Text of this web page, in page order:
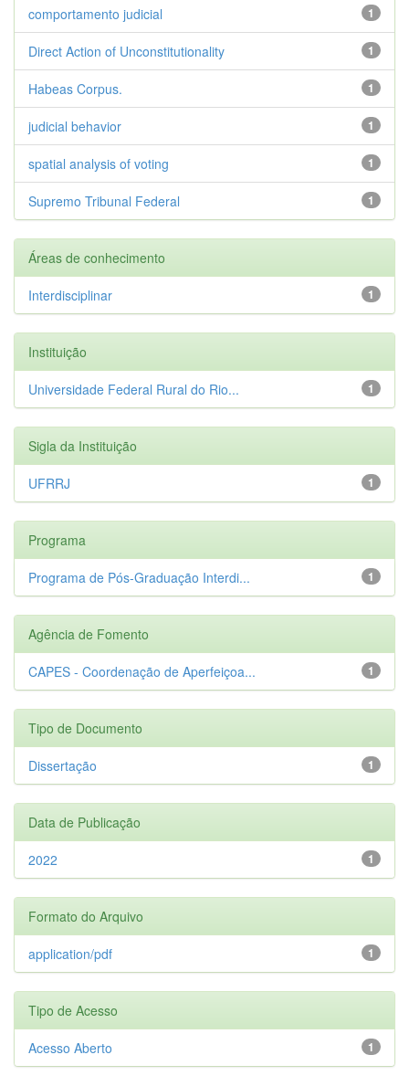
1
comportamento judicial
1
Direct Action of Unconstitutionality
1
Habeas Corpus.
1
judicial behavior
1
spatial analysis of voting
1
Supremo Tribunal Federal
Áreas de conhecimento
1
Interdisciplinar
Instituição
1
Universidade Federal Rural do Rio...
Sigla da Instituição
1
UFRRJ
Programa
1
Programa de Pós-Graduação Interdi...
Agência de Fomento
1
CAPES - Coordenação de Aperfeiçoa...
Tipo de Documento
1
Dissertação
Data de Publicação
1
2022
Formato do Arquivo
1
application/pdf
Tipo de Acesso
1
Acesso Aberto